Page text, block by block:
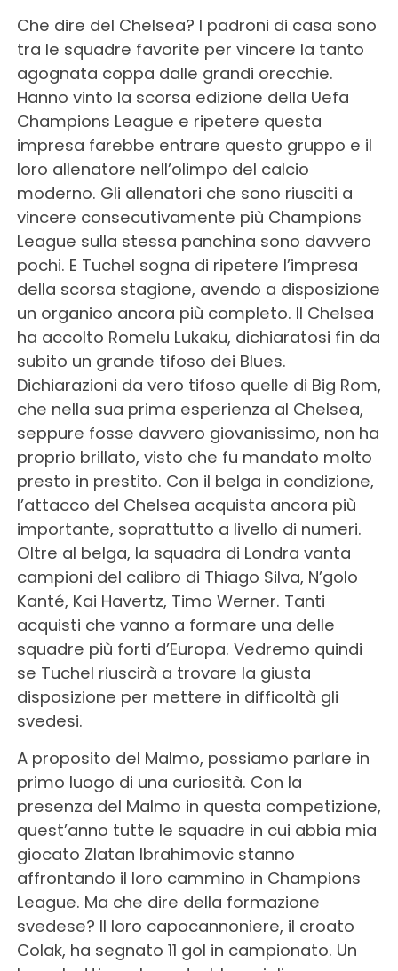
Che dire del Chelsea? I padroni di casa sono
tra le squadre favorite per vincere la tanto
agognata coppa dalle grandi orecchie.
Hanno vinto la scorsa edizione della Uefa
Champions League e ripetere questa
impresa farebbe entrare questo gruppo e il
loro allenatore nell’olimpo del calcio
moderno. Gli allenatori che sono riusciti a
vincere consecutivamente più Champions
League sulla stessa panchina sono davvero
pochi. E Tuchel sogna di ripetere l’impresa
della scorsa stagione, avendo a disposizione
un organico ancora più completo. Il Chelsea
ha accolto Romelu Lukaku, dichiaratosi fin da
subito un grande tifoso dei Blues.
Dichiarazioni da vero tifoso quelle di Big Rom,
che nella sua prima esperienza al Chelsea,
seppure fosse davvero giovanissimo, non ha
proprio brillato, visto che fu mandato molto
presto in prestito. Con il belga in condizione,
l’attacco del Chelsea acquista ancora più
importante, soprattutto a livello di numeri.
Oltre al belga, la squadra di Londra vanta
campioni del calibro di Thiago Silva, N’golo
Kanté, Kai Havertz, Timo Werner. Tanti
acquisti che vanno a formare una delle
squadre più forti d’Europa. Vedremo quindi
se Tuchel riuscirà a trovare la giusta
disposizione per mettere in difficoltà gli
svedesi.
A proposito del Malmo, possiamo parlare in
primo luogo di una curiosità. Con la
presenza del Malmo in questa competizione,
quest’anno tutte le squadre in cui abbia mia
giocato Zlatan Ibrahimovic stanno
affrontando il loro cammino in Champions
League. Ma che dire della formazione
svedese? Il loro capocannoniere, il croato
Colak, ha segnato 11 gol in campionato. Un